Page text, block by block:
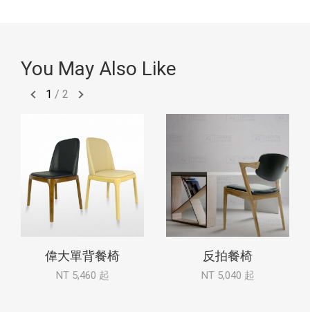
You May Also Like
1 / 2
偉大單背餐椅
NT 5,460 起
反拍餐椅
NT 5,040 起